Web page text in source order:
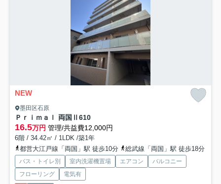
NEW
墨田区石原
Ｐｒｉｍａｌ 両国Ⅱ 610
16.5万円 管理/共益費12,000円
6階 / 34.42㎡ / 1LDK /築1年
都営大江戸線「両国」駅 徒歩10分
総武線「両国」駅 徒歩18分
バス・トイレ別 室内洗濯機置場 エアコン
バルコニー
フローリング
電気有